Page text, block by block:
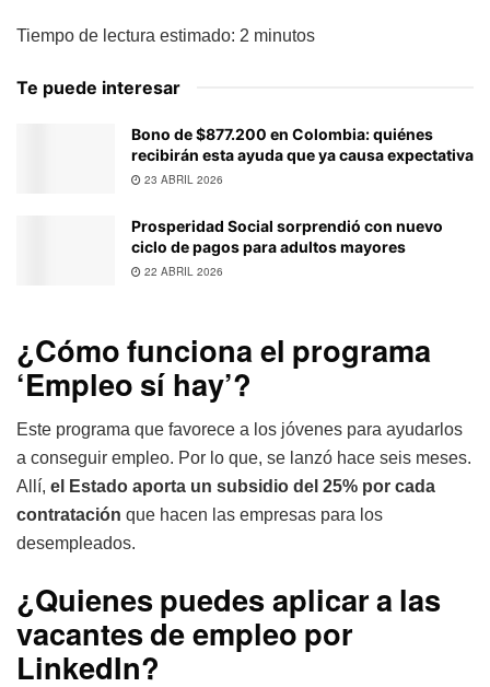
Tiempo de lectura estimado: 2 minutos
Te puede interesar
Bono de $877.200 en Colombia: quiénes
recibirán esta ayuda que ya causa expectativa
23 ABRIL 2026
Prosperidad Social sorprendió con nuevo
ciclo de pagos para adultos mayores
22 ABRIL 2026
¿Cómo funciona el programa
‘Empleo sí hay’?
Este programa que favorece a los jóvenes para ayudarlos
a conseguir empleo. Por lo que, se lanzó hace seis meses.
Allí, el Estado aporta un subsidio del 25% por cada
contratación que hacen las empresas para los
desempleados.
¿Quienes puedes aplicar a las
vacantes de empleo por
LinkedIn?